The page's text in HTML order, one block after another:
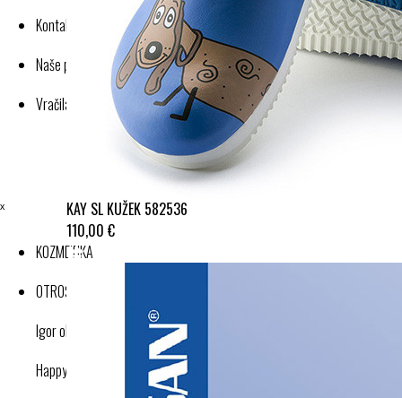
KAY SL KUŽEK 582536
110,00 €
Kontakt
Naše poslovanje
Vračila in reklamacije
ˣ
KOZMETIKA
OTROŠKI IZDELKI
Igor obutev
Happy nose cleaner